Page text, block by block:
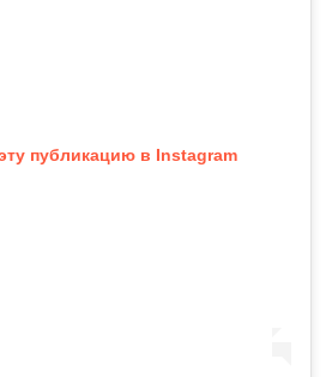
публикацию в Instagram